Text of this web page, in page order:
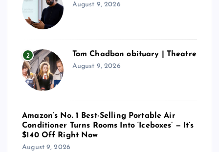
August 9, 2026
2 Tom Chadbon obituary | Theatre
August 9, 2026
Amazon’s No. 1 Best-Selling Portable Air
Conditioner Turns Rooms Into ‘Iceboxes’ — It’s
$140 Off Right Now
August 9, 2026